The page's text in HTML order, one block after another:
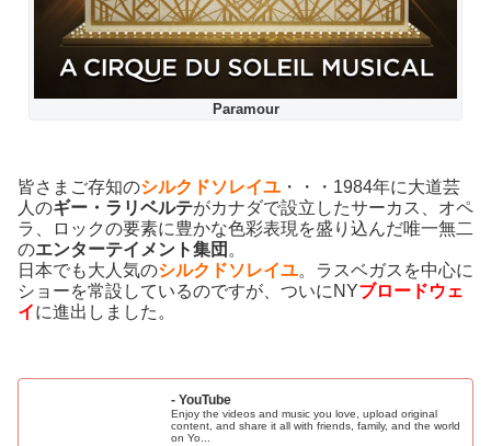
Paramour
皆さまご存知のシルクドソレイユ ・・・1984年に大道芸
人のギー・ラリベルテがカナダで設立したサーカス、オペ
ラ、ロックの要素に豊かな色彩表現を盛り込んだ唯一無二
のエンターテイメント集団 。
日本でも大人気のシルクドソレイユ。ラスベガスを中心に
ショーを常設しているのですが、ついにNYブロードウェ
イに進出しました。
- YouTube
Enjoy the videos and music you love, upload original
content, and share it all with friends, family, and the world
on Yo...